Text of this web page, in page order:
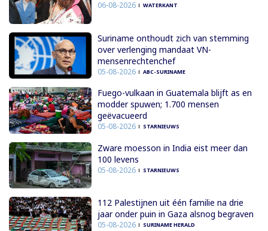
06-08-2026 WATERKANT
Suriname onthoudt zich van stemming
over verlenging mandaat VN-
mensenrechtenchef
05-08-2026 ABC-SURINAME
Fuego-vulkaan in Guatemala blijft as en
modder spuwen; 1.700 mensen
geëvacueerd
05-08-2026 STARNIEUWS
Zware moesson in India eist meer dan
100 levens
05-08-2026 STARNIEUWS
112 Palestijnen uit één familie na drie
jaar onder puin in Gaza alsnog begraven
05-08-2026 SURINAME HERALD